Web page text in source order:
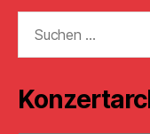
nach: